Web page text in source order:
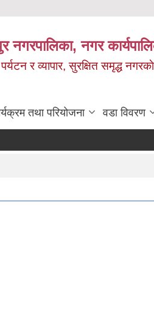
नगरपालिका, नगर
र व्यापार, सुरक्षित समृद्ध
तथा परियोजना वडा विवरण